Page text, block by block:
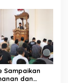
Sampaikan
dan